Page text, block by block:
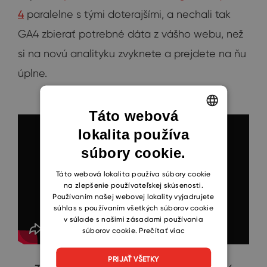
4 paralelne s tými doterajšími, a nechali tak
GA4 zbierať potrebné dáta z vášho webu, než
si na novú analityku zvyknete a prejdete na ňu
úplne.
ENGLISH
SLOVAK
Táto webová
lokalita používa
súbory cookie.
Táto webová lokalita používa súbory cookie
na zlepšenie používateľskej skúsenosti.
Používaním našej webovej lokality vyjadrujete
súhlas s používaním všetkých súborov cookie
v súlade s našimi zásadami používania
súborov cookie. Prečítať viac
PRIJAŤ VŠETKY